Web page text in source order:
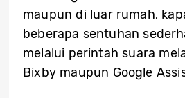
maupun di luar rumah,
beberapa sentuhan
melalui perintah suara
Bixby maupun Google